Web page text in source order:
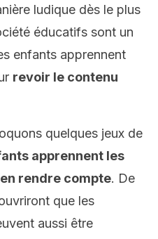
ludique dès le plus
éducatifs sont un
enfants apprennent
revoir le contenu
quelques jeux de
apprennent les
rendre compte. De
que les
aussi être